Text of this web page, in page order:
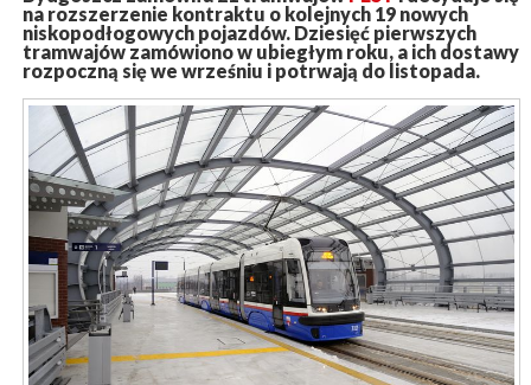
na rozszerzenie kontraktu o kolejnych 19 nowych
niskopodłogowych pojazdów. Dziesięć pierwszych
tramwajów zamówiono w ubiegłym roku, a ich dostawy
rozpoczną się we wrześniu i potrwają do listopada.